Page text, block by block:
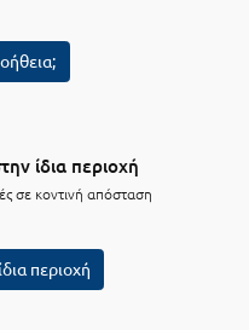
ίδια περιοχή
σε κοντινή απόσταση
περιοχή